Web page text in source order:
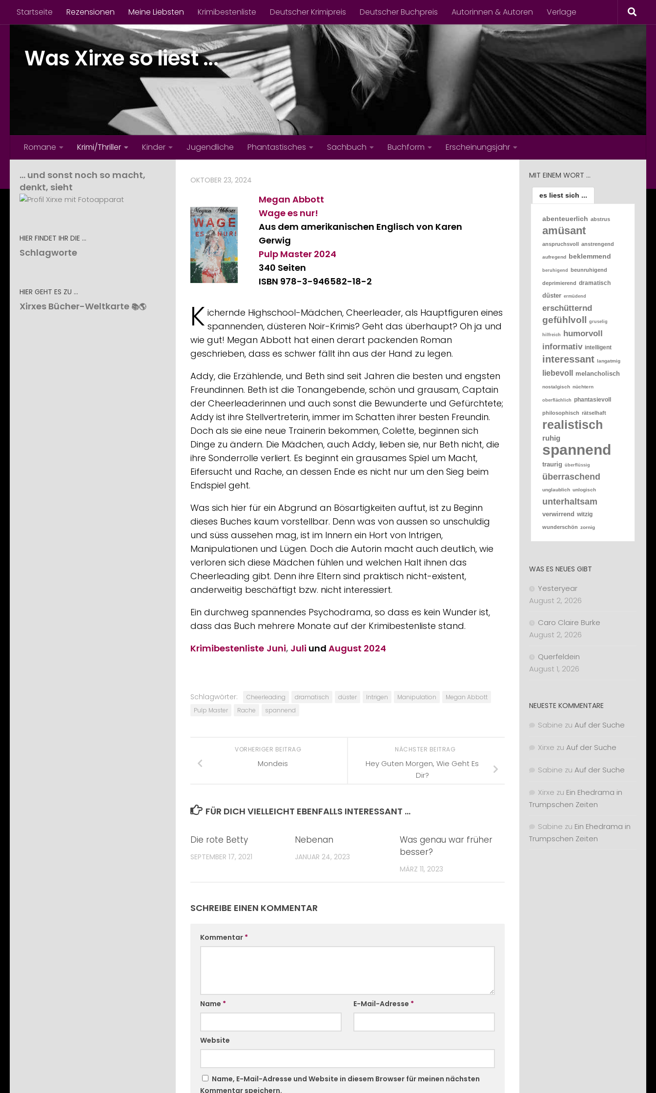
Zum Inhalt springen
Startseite Rezensionen Meine Liebsten Krimibestenliste Deutscher Krimipreis Deutscher Buchpreis Autorinnen & Autoren Verlage
Was Xirxe so liest ...
Romane Krimi/Thriller Kinder Jugendliche Phantastisches Sachbuch Buchform Erscheinungsjahr
OKTOBER 23, 2024
Megan Abbott
Wage es nur!
Aus dem amerikanischen Englisch von Karen
Gerwig
Pulp Master 2024
340 Seiten
ISBN 978-3-946582-18-2
K ichernde Highschool-Mädchen, Cheerleader, als Hauptfiguren eines
spannenden, düsteren Noir-Krimis? Geht das überhaupt? Oh ja und
wie gut! Megan Abbott hat einen derart packenden Roman
geschrieben, dass es schwer fällt ihn aus der Hand zu legen.
Addy, die Erzählende, und Beth sind seit Jahren die besten und engsten
Freundinnen. Beth ist die Tonangebende, schön und grausam, Captain
der Cheerleaderinnen und auch sonst die Bewunderte und Gefürchtete;
Addy ist ihre Stellvertreterin, immer im Schatten ihrer besten Freundin.
Doch als sie eine neue Trainerin bekommen, Colette, beginnen sich
Dinge zu ändern. Die Mädchen, auch Addy, lieben sie, nur Beth nicht, die
ihre Sonderrolle verliert. Es beginnt ein grausames Spiel um Macht,
Eifersucht und Rache, an dessen Ende es nicht nur um den Sieg beim
Endspiel geht.
Was sich hier für ein Abgrund an Bösartigkeiten auftut, ist zu Beginn
dieses Buches kaum vorstellbar. Denn was von aussen so unschuldig
und süss aussehen mag, ist im Innern ein Hort von Intrigen,
Manipulationen und Lügen. Doch die Autorin macht auch deutlich, wie
verloren sich diese Mädchen fühlen und welchen Halt ihnen das
Cheerleading gibt. Denn ihre Eltern sind praktisch nicht-existent,
anderweitig beschäftigt bzw. nicht interessiert.
Ein durchweg spannendes Psychodrama, so dass es kein Wunder ist,
dass das Buch mehrere Monate auf der Krimibestenliste stand.
Krimibestenliste Juni, Juli und August 2024
Schlagwörter: Cheerleading dramatisch düster Intrigen Manipulation
Megan Abbott
Pulp Master
Rache spannend
NÄCHSTER BEITRAG
Hey Guten Morgen, Wie Geht Es
Dir?
VORHERIGER BEITRAG
Mondeis
FÜR DICH VIELLEICHT EBENFALLS INTERESSANT …
Die rote Betty
SEPTEMBER 17, 2021
Nebenan
JANUAR 24, 2023
Was genau war früher
besser?
MÄRZ 11, 2023
SCHREIBE EINEN KOMMENTAR
Kommentar *
Name * E-Mail-Adresse *
Website
Name, E-Mail-Adresse und Website in diesem Browser für meinen nächsten
Kommentar speichern.
… und sonst noch so macht,
denkt, sieht
HIER FINDET IHR DIE …
Schlagworte
HIER GEHT ES ZU …
Xirxes Bücher-Weltkarte 📚🌎
MIT EINEM WORT …
es liest sich ...
abenteuerlich abstrus
amüsant
anspruchsvoll anstrengend
aufregend beklemmend
beruhigend beunruhigend
deprimierend dramatisch
düster ermüdend
erschütternd
gefühlvoll gruselig
hilfreich
humorvoll
informativ intelligent
interessant langatmig
liebevoll melancholisch
nostalgisch nüchtern
oberflächlich phantasievoll
philosophisch rätselhaft
realistisch
ruhig
spannend
traurig überflüssig
überraschend
unglaublich unlogisch
unterhaltsam
verwirrend witzig
wunderschön zornig
WAS ES NEUES GIBT
Yesteryear
August 2, 2026
Caro Claire Burke
August 2, 2026
Querfeldein
August 1, 2026
NEUESTE KOMMENTARE
Sabine zu Auf der Suche
Xirxe zu Auf der Suche
Sabine zu Auf der Suche
Xirxe zu Ein Ehedrama in
Trumpschen Zeiten
Sabine zu Ein Ehedrama in
Trumpschen Zeiten